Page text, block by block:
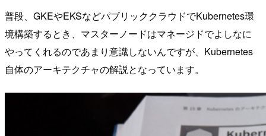
普段、GKEやEKSなどパブリッククラウドでKubernetes環
境構築するとき、マスターノードはマネージドでよしなに
やってくれるのであまり意識しないんですが、Kubernetes
自体のアーキテクチャの解説となっています。